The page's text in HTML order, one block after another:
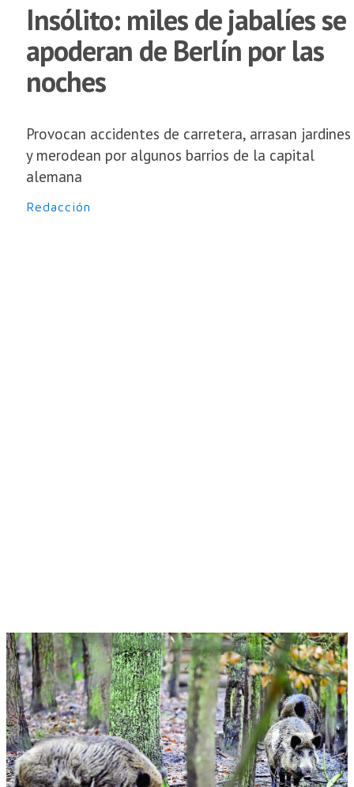
Insólito: miles de jabalíes se
apoderan de Berlín por las
noches
Provocan accidentes de carretera, arrasan jardines
y merodean por algunos barrios de la capital
alemana
Redacción